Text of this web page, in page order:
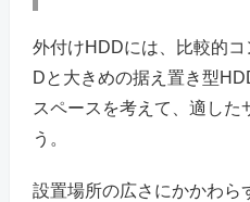
外付けHDDには、比較的
Dと大きめの据え置き型
スペースを考えて、適した
う。
設置場所の広さにかかわら